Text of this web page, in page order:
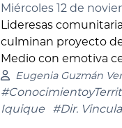
Miércoles 12 de
Lideresas
culminan proyecto
Medio con emotiva
Eugenia Guzmán
Iquique
#Dir.